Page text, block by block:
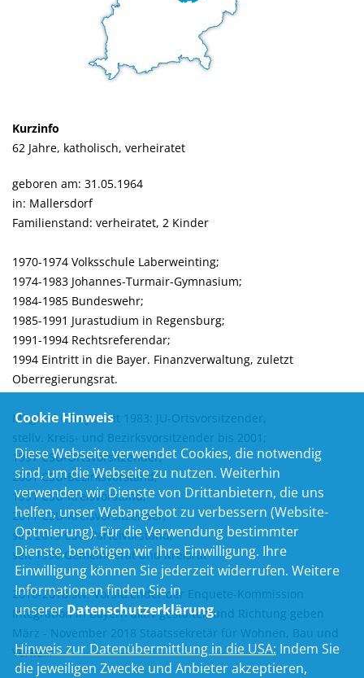
Kurzinfo
62 Jahre, katholisch, verheiratet
geboren am: 31.05.1964
in: Mallersdorf
Familienstand: verheiratet, 2 Kinder
1970-1974 Volksschule Laberweinting;
1974-1983 Johannes-Turmair-Gymnasium;
1984-1985 Bundeswehr;
1985-1991 Jurastudium in Regensburg;
1991-1994 Rechtsreferendar;
1994 Eintritt in die Bayer. Finanzverwaltung, zuletzt
Oberregierungsrat.
Mitglied CSU/JU seit 1983: JU-Ortsvorsitzender,
stellv. Kreis- und Bezirksvorsitzender bis 2001;
1997 CSU-Ortsvorsitzender;
2001 CSU-Bezirksvorstand;
1991 CSU-Kreisvorstand;
2011 CSU-Kreisvorsitzender;
seit 2013 CSU-Parteivorstand;
seit 1996 Gemeinderat und Kreisrat
2016-2018 stv. Vorsitzender der Enquete-Kommission
Integration in Bayern aktiv gestalten und Richtung geben
März - November 2018 Staatssekretär für Wohnen, Bau und
Verkehr
Cookie Hinweis
Diese Webseite verwendet Cookies, die notwendig
sind, um die Webseite zu nutzen. Weiterhin
verwenden wir Dienste von Drittanbietern, die uns
helfen, unser Webangebot zu verbessern (Website-
Optmierung). Für die Verwendung bestimmter
Dienste, benötigen wir Ihre Einwilligung. Ihre
Einwilligung können Sie jederzeit widerrufen. Weitere
Informationen finden Sie in
unsererDatenschutzerklärung.
Hinweis zur Datenübermittlung in die USA: Indem Sie
die jeweiligen Zwecke und Anbieter akzeptieren,